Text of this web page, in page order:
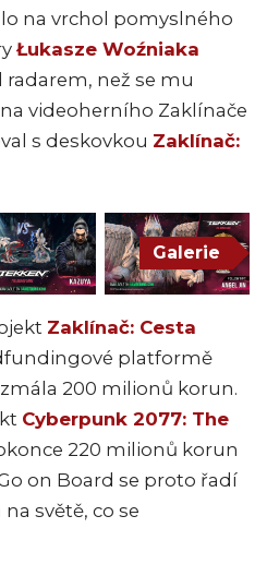
na vrchol pomyslného
Łukasze Woźniaka
než se mu
videoherního Zaklínače
s deskovkou Zaklínač:
Galerie
Zaklínač: Cesta
platformě
200 milionů korun.
Cyberpunk 2077: The
220 milionů korun
on Board se proto řadí
světě, co se